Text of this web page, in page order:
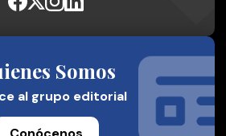
Somos
al grupo editorial